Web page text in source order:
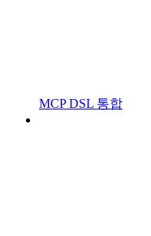
MCP DSL 통합